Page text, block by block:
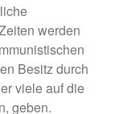
werden
Besitz durch
viele auf die
geben.